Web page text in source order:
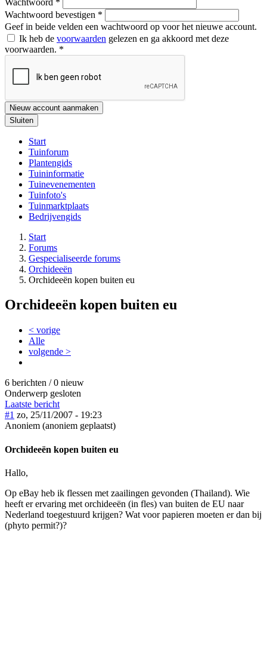
Wachtwoord bevestigen *
Geef in beide velden een wachtwoord op voor het nieuwe account.
Ik heb de voorwaarden gelezen en ga akkoord met deze
voorwaarden. *
Nieuw account aanmaken
Sluiten
Start
Tuinforum
Plantengids
Tuininformatie
Tuinevenementen
Tuinfoto's
Tuinmarktplaats
Bedrijvengids
Start
Forums
Gespecialiseerde forums
Orchideeën
Orchideeën kopen buiten eu
Orchideeën kopen buiten eu
< vorige
Alle
volgende >
6 berichten / 0 nieuw
Onderwerp gesloten
Laatste bericht
#1 zo, 25/11/2007 - 19:23
Anoniem (anoniem geplaatst)
Orchideeën kopen buiten eu
Hallo,
Op eBay heb ik flessen met zaailingen gevonden (Thailand). Wie
heeft er ervaring met orchideeën (in fles) van buiten de EU naar
Nederland toegestuurd krijgen? Wat voor papieren moeten er dan bij
(phyto permit?)?